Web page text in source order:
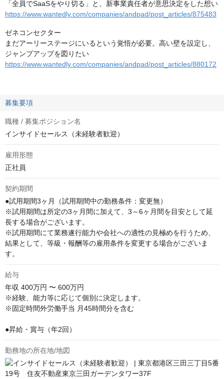
「全員でSaaSをやり切る」と、新事業責任者が意思決定をした想い
https://www.wantedly.com/companies/andpad/post_articles/875483
ゼネコンセクター
まだアーリーステージにいるという覚悟が必要。高い壁を設定し、
ジャンプアップを図りたい
https://www.wantedly.com/companies/andpad/post_articles/880172
募集要項
職種 / 募集ポジション名
インサイドセールス（未経験者歓迎）
雇用形態
正社員
契約期間
●試用期間3ヶ月（試用期間中の勤務条件：変更無）
※試用期間は所定の3ヶ月間に加えて、3～6ヶ月間を目安として延
長する場合がございます。
※試用期間にて業務遂行能力や会社への適性の見極めを行うため、
結果として、等級・報酬等の雇用条件を変更する場合がございま
す。
給与
年収 400万円 〜 600万円
※経験、能力等に応じて個別に決定します。
※固定時間外労働手当 月45時間分を含む
●昇給・賞与（年2回）
勤務地の所在地/地図